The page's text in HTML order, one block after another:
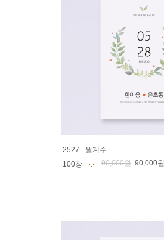
2527
월계수
90,000원 90,000원